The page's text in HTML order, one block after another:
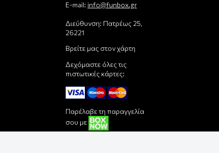
E-mail: info@funbox.gr
Διεύθυνση: Πατρέως 25,
26221
Βρείτε μας στον χάρτη
Δεχόμαστε όλες τις
πιστωτικές κάρτες:
Παρέλαβε τη παραγγελία
σου με